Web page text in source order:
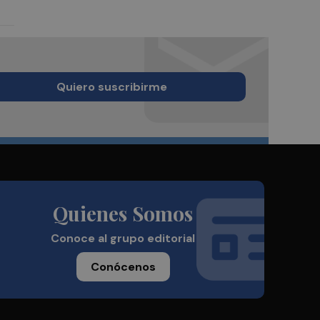
Quiero suscribirme
Quienes Somos
Conoce al grupo editorial
Conócenos